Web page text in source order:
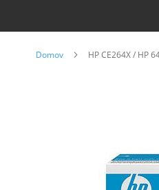
Domov HP CE264X / HP